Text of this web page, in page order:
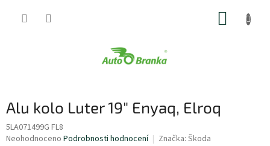
Alu kolo Luter 19" Enyaq, Elroq
5LA071499G FL8
Průměrné
Neohodnoceno Podrobnosti hodnocení Značka: Škoda